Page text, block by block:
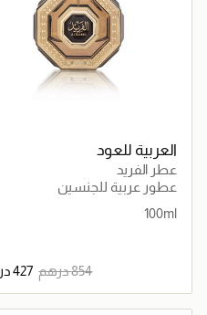
العربية للعود
عطر الفريد
عطور عربية للجنسين
100ml
⁦854⁩ درهم
جاري تحميل التفاصيل